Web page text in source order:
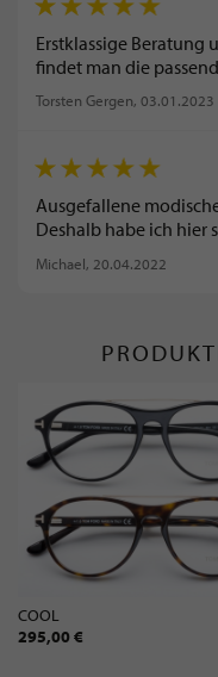
Erstklassige Beratung
findet man die
Torsten Gergen, 03.01.2023
Ausgefallene
Deshalb habe ich hier
Michael, 20.04.2022
COOL
295,00 €